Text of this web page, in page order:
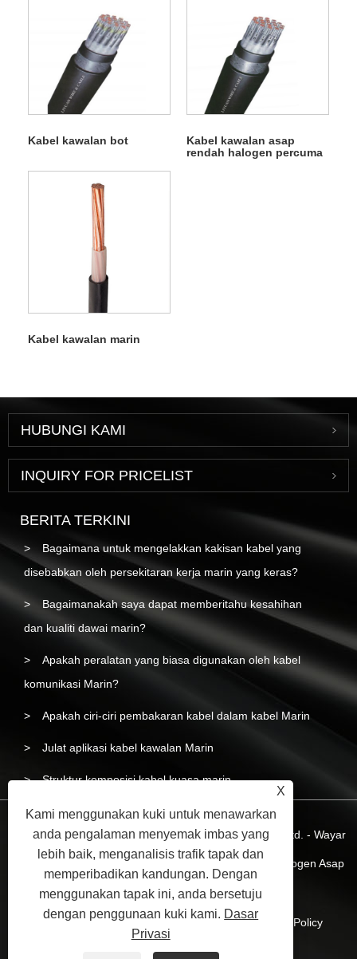
Kabel kawalan bot
Kabel kawalan asap
rendah halogen percuma
Kabel kawalan marin
HUBUNGI KAMI
INQUIRY FOR PRICELIST
BERITA TERKINI
Bagaimana untuk mengelakkan kakisan kabel yang
disebabkan oleh persekitaran kerja marin yang keras?
Bagaimanakah saya dapat memberitahu kesahihan
dan kualiti dawai marin?
Apakah peralatan yang biasa digunakan oleh kabel
komunikasi Marin?
Apakah ciri-ciri pembakaran kabel dalam kabel Marin
Julat aplikasi kabel kawalan Marin
Struktur komposisi kabel kuasa marin
Hak Cipta © 2023 Yangzhou Liyuan Wire & Cable Co.,Ltd. - Wayar
dan Kabel Marin, Kabel Kuasa Marin, Wayar Bebas Halogen Asap
Rendah Marin - Hak Cipta Terpelihara.
Pautan Sitemap RSS XML Privacy Policy
X
Kami menggunakan kuki untuk menawarkan
anda pengalaman menyemak imbas yang
lebih baik, menganalisis trafik tapak dan
memperibadikan kandungan. Dengan
menggunakan tapak ini, anda bersetuju
dengan penggunaan kuki kami. Dasar
Privasi